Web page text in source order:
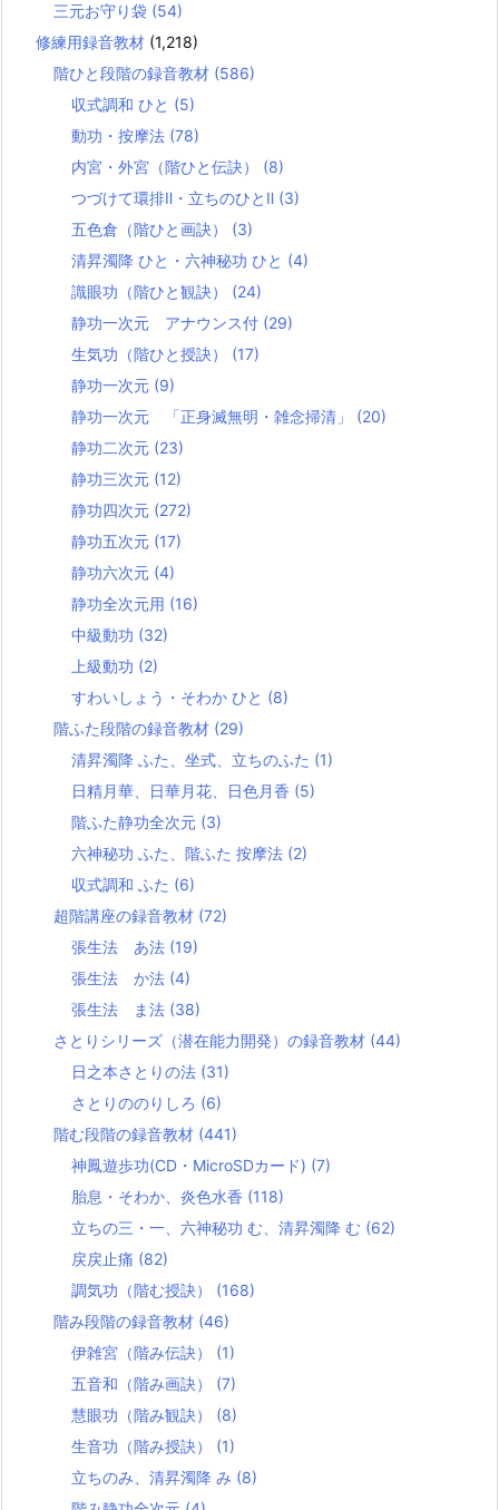
三元お守り袋 (54)
修練用録音教材 (1,218)
階ひと段階の録音教材 (586)
収式調和 ひと (5)
動功・按摩法 (78)
内宮・外宮（階ひと伝訣） (8)
つづけて環排Ⅱ・立ちのひとⅡ (3)
五色倉（階ひと画訣） (3)
清昇濁降 ひと・六神秘功 ひと (4)
識眼功（階ひと観訣） (24)
静功一次元 アナウンス付 (29)
生気功（階ひと授訣） (17)
静功一次元 (9)
静功一次元 「正身滅無明・雑念掃清」 (20)
静功二次元 (23)
静功三次元 (12)
静功四次元 (272)
静功五次元 (17)
静功六次元 (4)
静功全次元用 (16)
中級動功 (32)
上級動功 (2)
すわいしょう・そわか ひと (8)
階ふた段階の録音教材 (29)
清昇濁降 ふた、坐式、立ちのふた (1)
日精月華、日華月花、日色月香 (5)
階ふた静功全次元 (3)
六神秘功 ふた、階ふた 按摩法 (2)
収式調和 ふた (6)
超階講座の録音教材 (72)
張生法 あ法 (19)
張生法 か法 (4)
張生法 ま法 (38)
さとりシリーズ（潜在能力開発）の録音教材 (44)
日之本さとりの法 (31)
さとりののりしろ (6)
階む段階の録音教材 (441)
神鳳遊歩功(CD・MicroSDカード) (7)
胎息・そわか、炎色水香 (118)
立ちの三・一、六神秘功 む、清昇濁降 む (62)
戻戻止痛 (82)
調気功（階む授訣） (168)
階み段階の録音教材 (46)
伊雑宮（階み伝訣） (1)
五音和（階み画訣） (7)
慧眼功（階み観訣） (8)
生音功（階み授訣） (1)
立ちのみ、清昇濁降 み (8)